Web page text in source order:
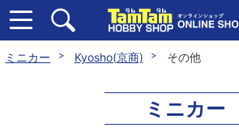
ミニカー Kyosho(京商) その他
ミニカー